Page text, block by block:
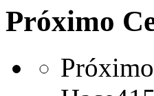
Próximo